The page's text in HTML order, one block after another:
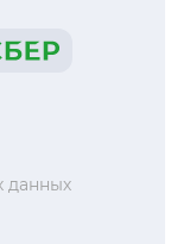
данных